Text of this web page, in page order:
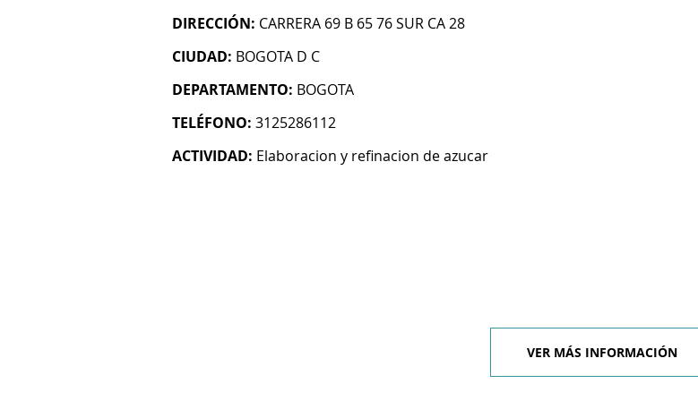
DIRECCIÓN: CARRERA 69 B 65 76 SUR CA 28
CIUDAD: BOGOTA D C
DEPARTAMENTO: BOGOTA
TELÉFONO: 3125286112
ACTIVIDAD: Elaboracion y refinacion de azucar
VER MÁS INFORMACIÓN